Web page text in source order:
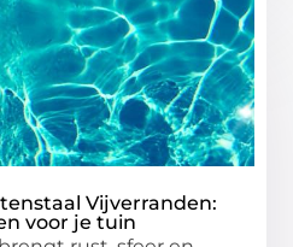
Vijverranden:
voor je tuin